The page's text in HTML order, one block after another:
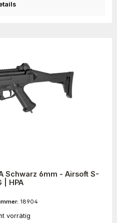
Schwarz 6mm - Airsoft S-
| HPA
18904
vorrätig